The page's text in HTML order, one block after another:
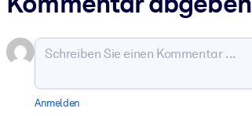
Anmelden